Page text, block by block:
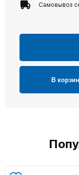
Самовывоз
В